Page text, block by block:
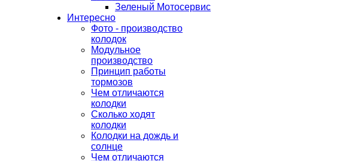
Зеленый Мотосервис
Интересно
Фото - производство
колодок
Модульное
производство
Принцип работы
тормозов
Чем отличаются
колодки
Сколько ходят
колодки
Колодки на дождь и
солнце
Чем отличаются